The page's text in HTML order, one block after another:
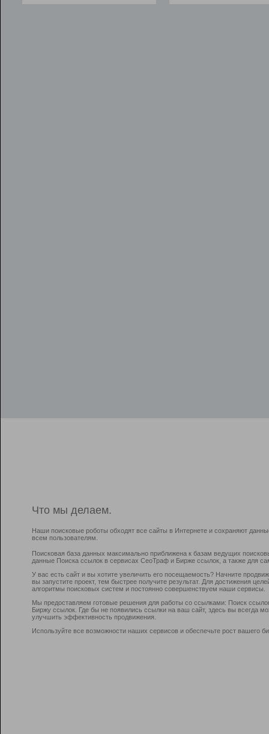
Что мы делаем.
Наши поисковые роботы обходят все сайты в Интернете и сохраняют
всем пользователям.
Поисковая база данных максимально приближена к базам ведущих
данные Поиска ссылок в сервисах СеоТраф и Бирже ссылок, а также для
У вас есть сайт и вы хотите увеличить его посещаемость? Начните
вы запустите проект, тем быстрее получите результат. Для достижения
алгоритмы поисковых систем и постоянно совершенствуем наши сервисы.
Мы предоставляем готовые решения для работы со ссылками: Поиск
Биржу ссылок. Где бы не появились ссылки на ваш сайт, здесь вы всегда
улучшить эффективность продвижения.
Используйте все возможности наших сервисов и обеспечьте рост вашего